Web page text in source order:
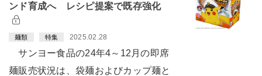
ンド育成へ レシピ提案で既存強化
麺類 特集 2025.02.28
サンヨー食品の24年4～12月の即席
麺販売状況は、袋麺およびカップ麺と